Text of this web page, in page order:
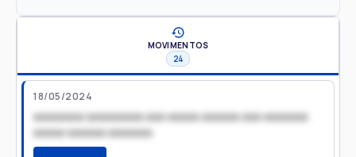
MOVIMENTOS
24
18/05/2024
xxxxxxxx xxxxxxxxx xxx xxxxx xxxxxx xxx xxxxxxx
xxxxx xxxxxx xxxxxxx